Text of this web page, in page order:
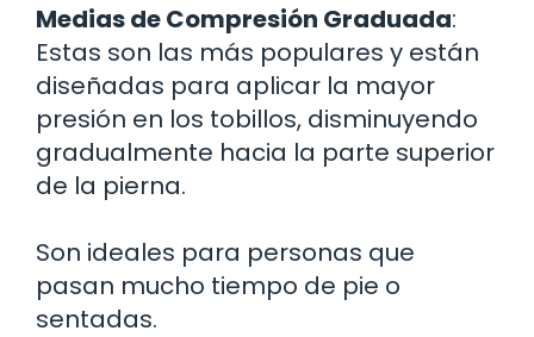
Medias de Compresión Graduada:
Estas son las más populares y están
diseñadas para aplicar la mayor
presión en los tobillos, disminuyendo
gradualmente hacia la parte superior
de la pierna.
Son ideales para personas que
pasan mucho tiempo de pie o
sentadas.